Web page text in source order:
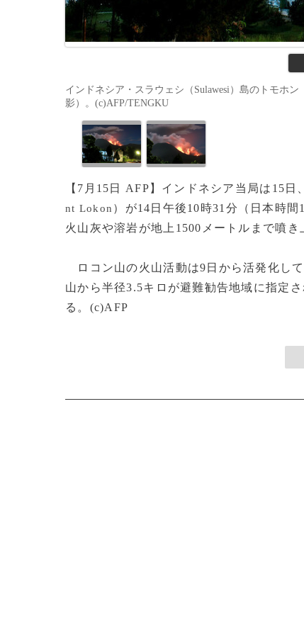
インドネシア・スラウェシ（Sulawesi）島のトモホ
影）。(c)AFP/TENGKU
【7月15日 AFP】インドネシア当局は15
nt Lokon ）が14日午後10時31分（日本時
火山灰や溶岩が地上1500メートルまで噴
ロコン山の火山活動は9日から活発化し
山から半径3.5キロが避難勧告地域に指定
る。(c)AFP